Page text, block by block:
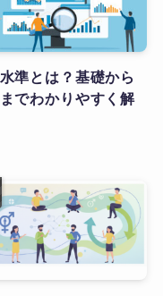
準とは？基礎から
でわかりやすく解